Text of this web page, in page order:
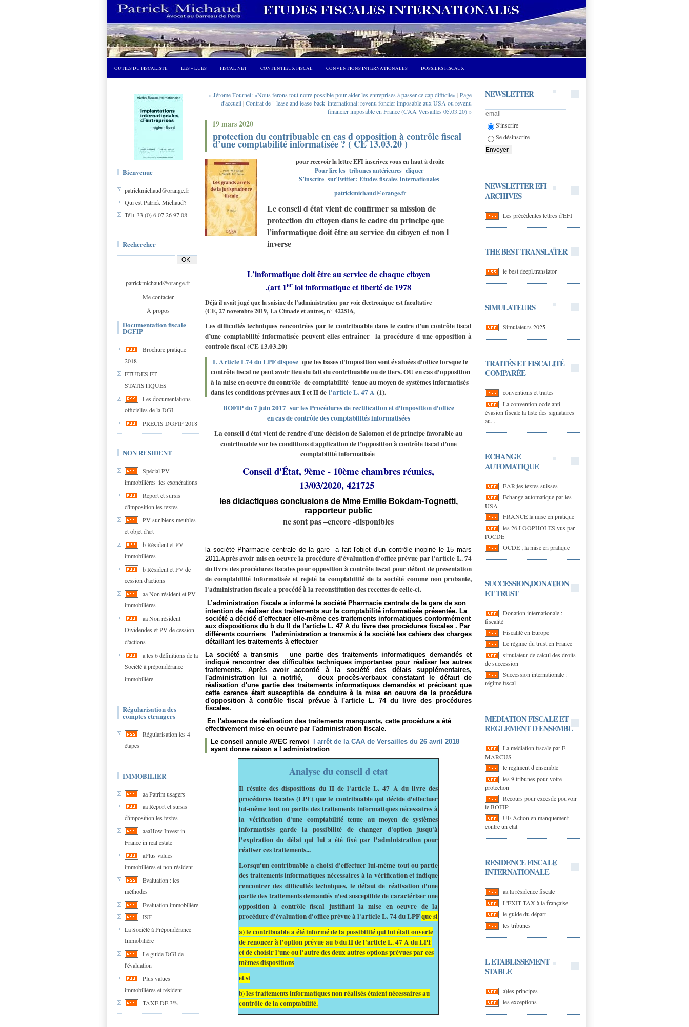
OUTILS DU FISCALISTE LES + LUES FISCAL NET CONTENTIEUX FISCAL CONVENTIONS INTERNATIONALES DOSSIERS FISCAUX
Bienvenue
patrickmichaud@orange.fr
Qui est Patrick Michaud?
Tél+ 33 (0) 6 07 26 97 08
Rechercher
patrickmichaud@orange.fr
Me contacter
À propos
Documentation fiscale
DGFIP
Brochure pratique
2018
ETUDES ET
STATISTIQUES
Les documentations
officielles de la DGI
PRECIS DGFIP 2018
NON RESIDENT
Spécial PV
immobilières :les exonérations
Report et sursis
d'imposition les textes
PV sur biens meubles
et objet d'art
b Résident et PV
immobilières
b Résident et PV de
cession d'actions
aa Non résident et PV
immobilières
aa Non résident
Dividendes et PV de cession
d'actions
a les 6 définitions de la
Société à prépondérance
immobilière
Régularisation des
comptes etrangers
Régularisation les 4
étapes
IMMOBILIER
aa Patrim usagers
aa Report et sursis
d'imposition les textes
aaaHow Invest in
France in real estate
aPlus values
immobilières et non résident
Evaluation : les
méthodes
Evaluation immobilière
ISF
La Société à Prépondérance
Immobilière
Le guide DGI de
l'évaluation
Plus values
immobilières et résident
TAXE DE 3%
NEWSLETTER
S'inscrire
Se désinscrire
NEWSLETTER EFI
ARCHIVES
Les précédentes lettres d'EFI
THE BEST TRANSLATER
le best deepl.translator
SIMULATEURS
Simulateurs 2025
TRAITÉS ET FISCALITÉ
COMPARÉE
conventions et traites
La convention ocde anti
évasion fiscale la liste des signataires
au...
ECHANGE
AUTOMATIQUE
EAR;les textes suisses
Echange automatique par les
USA
FRANCE la mise en pratique
les 26 LOOPHOLES vus par
l'OCDE
OCDE ; la mise en pratique
SUCCESSION,DONATION
ET TRUST
Donation internationale :
fiscalité
Fiscalité en Europe
Le régime du trust en France
simulateur de calcul des droits
de succession
Succession internationale :
régime fiscal
MEDIATION FISCALE ET
REGLEMENT D ENSEMBL
La médiation fiscale par E
MARCUS
le reglment d ensemble
les 9 tribunes pour votre
protection
Recours pour excesde pouvoir
le BOFIP
UE Action en manquement
contre un etat
RESIDENCE FISCALE
INTERNATIONALE
aa la résidence fiscale
L'EXIT TAX à la française
le guide du départ
les tribunes
L ETABLISSEMENT
STABLE
a)les principes
les exceptions
« Jérome Fournel: «Nous ferons tout notre possible pour aider les entreprises à passer ce cap difficile»|Page
d'accueil|Contrat de " lease and lease-back"international: revenu foncier imposable aux USA ou revenu
financier imposable en France (CAA Versailles 05.03.20) »
19 mars 2020
protection du contribuable en cas d opposition à contrôle fiscal
d’une comptabilité informatisée ? ( CE 13.03.20 )
pour recevoir la lettre EFI inscrivez vous en haut à droite
Pour lire les tribunes antérieures cliquer
S’inscrire surTwitter: Etudes fiscales Internationales
patrickmichaud@orange.fr
Le conseil d état vient de confirmer sa mission de
protection du citoyen dans le cadre du principe que
l’informatique doit être au service du citoyen et non l
inverse
L’informatique doit être au service de chaque citoyen
.(art 1er loi informatique et liberté de 1978
Déjà il avait jugé que la saisine de l’administration par voie électronique est facultative
(CE, 27 novembre 2019, La Cimade et autres, n° 422516,
Les difficultés techniquesrencontrées par le contribuable dans le cadre d’un contrôle fiscal
d’une comptabilité informatisée peuvent elles entraîner la procédure d une opposition à
controle fiscal (CE 13.03.20)
L Article L74 du LPF dispose que les bases d'imposition sont évaluées d'office lorsque le
contrôle fiscal ne peut avoir lieu du fait du contribuable ou de tiers. OU en cas d'opposition
à la mise en oeuvre du contrôle de comptabilité tenue au moyen de systèmes informatisés
dans les conditions prévues aux I et II de l'article L. 47 A (1).
BOFIP du 7 juin 2017 sur les Procédures de rectification et d'imposition d'office
en cas de contrôle des comptabilités informatisées
La conseil d état vient de rendre d’une décision de Salomon et de principe favorable au
contribuable sur les conditionsd application de l’opposition à contrôle fiscal d’une
comptabilité informatisée
Conseil d'État, 9ème - 10ème chambres réunies,
13/03/2020, 421725
les didactiques conclusions de Mme Emilie Bokdam-Tognetti,
rapporteur public
ne sont pas –encore -disponibles
la société Pharmacie centrale de la gare a fait l'objet d'un contrôle inopiné le 15 mars
2011.Après avoir mis en oeuvre la procédure d'évaluation d'office prévue par l'article L. 74
du livre des procédures fiscales pour opposition à contrôle fiscal pourdéfautde presentation
de comptabilité informatisée et rejeté la comptabilité de la société comme non probante,
l'administration fiscale a procédé à la reconstitution des recettes de celle-ci.
L’administration fiscale a informé la société Pharmacie centrale de la gare de son
intention de réaliser des traitements sur la comptabilité informatisée présentée. La
société a décidé d'effectuer elle-même ces traitements informatiques conformément
aux dispositions du b du II de l'article L. 47 A du livre des procédures fiscales . Par
différents courriers l'administration a transmis à la société les cahiers des charges
détaillant les traitements à effectuer
La société a transmis une partie des traitements informatiques demandés et
indiqué rencontrer des difficultés techniques importantes pour réaliser les autres
traitements. Après avoir accordé à la société des délais supplémentaires,
l'administration lui a notifié, deux procès-verbaux constatant le défaut de
réalisation d'une partie des traitements informatiques demandés et précisant que
cette carence était susceptible de conduire à la mise en oeuvre de la procédure
d'opposition à contrôle fiscal prévue à l'article L. 74 du livre des procédures
fiscales.
En l'absence de réalisation des traitements manquants, cette procédure a été
effectivement mise en oeuvre par l'administration fiscale.
Le conseil annule AVEC renvoi
l arrêt de la CAA de Versailles du 26 avril 2018
ayant donne raison a l administration
Analyse du conseil d etat
Il résulte des dispositions du II de l'article L. 47 A du livre des
procédures fiscales (LPF) que le contribuable qui décide d'effectuer
lui-même tout ou partie des traitements informatiques nécessaires à
la vérification d'une comptabilité tenue au moyen de systèmes
informatisés garde la possibilité de changer d'option jusqu'à
l'expiration du délai qui lui a été fixé par l'administration pour
réaliser ces traitements...
Lorsqu'un contribuable a choisi d'effectuer lui-même tout ou partie
des traitements informatiques nécessaires à la vérification et indique
rencontrer des difficultés techniques, le défaut de réalisation d'une
partie des traitements demandés n'est susceptible de caractériser une
opposition à contrôle fiscal justifiant la mise en oeuvre de la
procédure d'évaluation d'office prévue à l'article L. 74 du LPFque si
a) le contribuable a été informé de la possibilité qui lui était ouverte
de renoncer à l'option prévue au b du II de l'article L. 47 A du LPF
et de choisir l'une ou l'autre des deux autres options prévues par ces
mêmes dispositions
et si
b) les traitements informatiques non réalisés étaient nécessaires au
contrôle de la comptabilité.